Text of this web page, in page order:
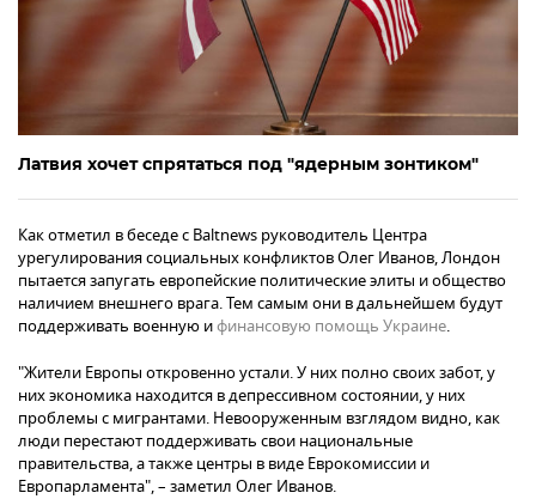
Латвия хочет спрятаться под "ядерным зонтиком"
Как отметил в беседе с Baltnews руководитель Центра
урегулирования социальных конфликтов Олег Иванов, Лондон
пытается запугать европейские политические элиты и общество
наличием внешнего врага. Тем самым они в дальнейшем будут
поддерживать военную ифинансовую помощь Украине.
"Жители Европы откровенно устали. У них полно своих забот, у
них экономика находится в депрессивном состоянии, у них
проблемы с мигрантами. Невооруженным взглядом видно, как
люди перестают поддерживать свои национальные
правительства, а также центры в виде Еврокомиссии и
Европарламента", – заметил Олег Иванов.